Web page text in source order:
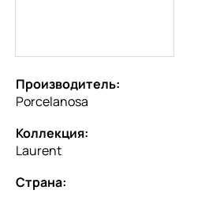
Производитель:
Porcelanosa
Коллекция:
Laurent
Страна: